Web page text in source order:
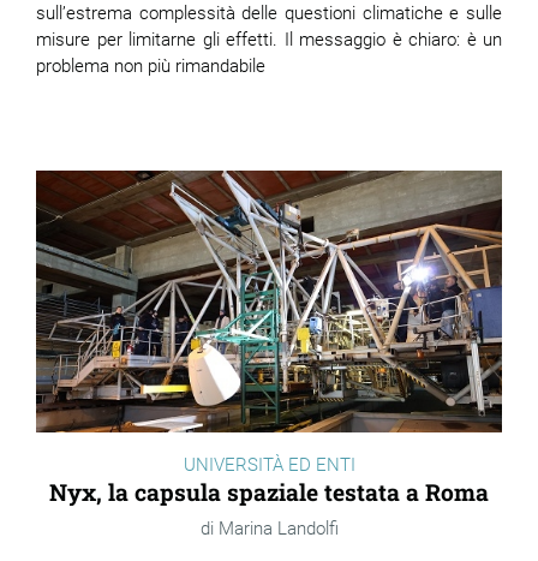
sull’estrema complessità delle questioni climatiche e sulle
misure per limitarne gli effetti. Il messaggio è chiaro: è un
problema non più rimandabile
UNIVERSITÀ ED ENTI
Nyx, la capsula spaziale testata a Roma
Marina Landolfi